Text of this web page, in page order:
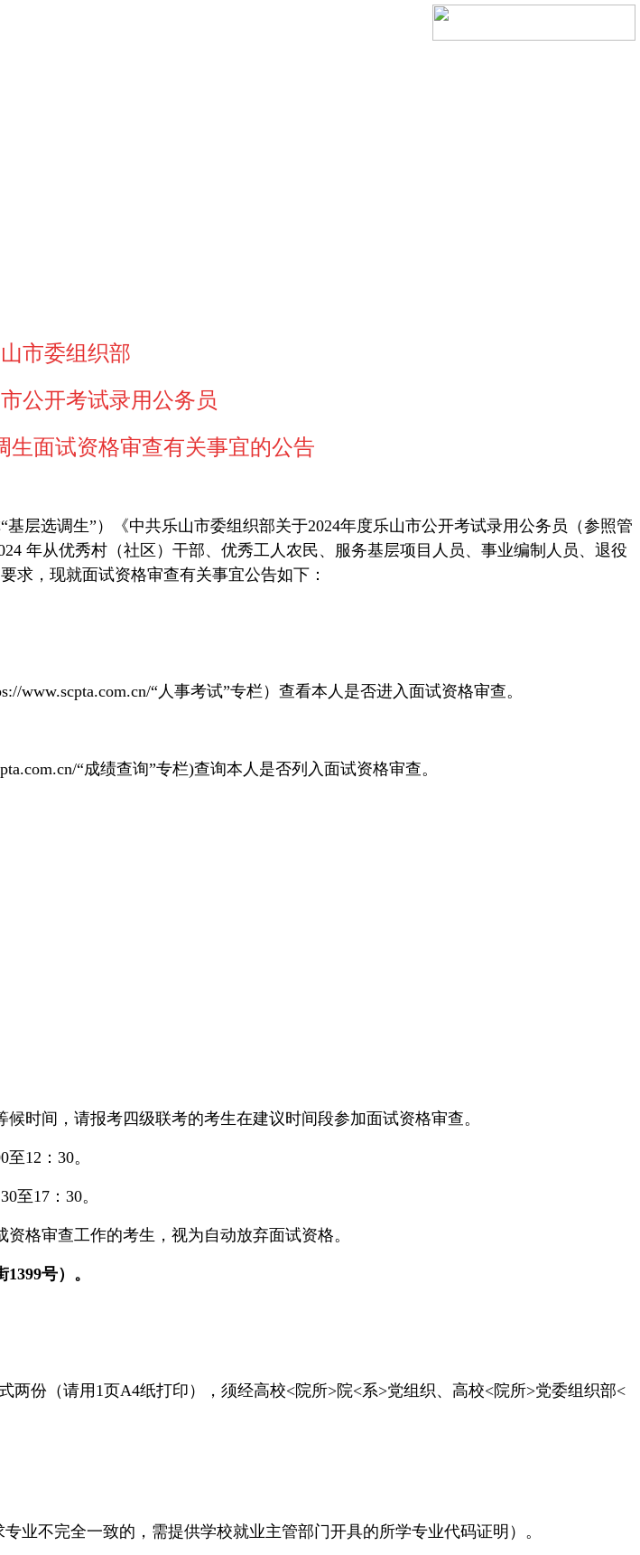
市委组织部
公开考试录用公务员
生面试资格审查有关事宜的公告
“基层选调生”）《中共乐山市委组织部关于2024年度乐山市公开考试录用公务员（参照管
年从优秀村（社区）干部、优秀工人农民、服务基层项目人员、事业编制人员、退役
求，现就面试资格审查有关事宜公告如下：
www.scpta.com.cn/“人事考试”专栏）查看本人是否进入面试资格审查。
“成绩查询”专栏)查询本人是否列入面试资格审查。
时间，请报考四级联考的考生在建议时间段参加面试资格审查。
12：30。
至17：30。
格审查工作的考生，视为自动放弃面试资格。
1399号）。
份（请用1页A4纸打印），须经高校<院所>院<系>党组织、高校<院所>党委组织部<
业不完全一致的，需提供学校就业主管部门开具的所学专业代码证明）。